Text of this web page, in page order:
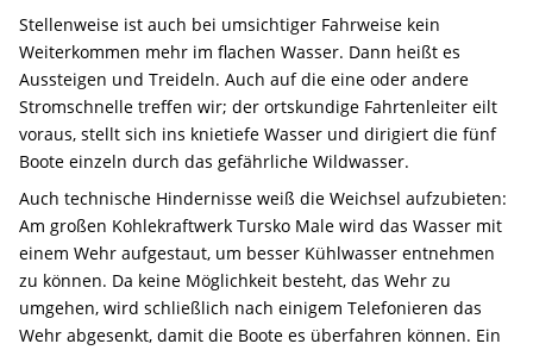
Stellenweise ist auch bei umsichtiger Fahrweise kein
Weiterkommen mehr im flachen Wasser. Dann heißt es
Aussteigen und Treideln. Auch auf die eine oder andere
Stromschnelle treffen wir; der ortskundige Fahrtenleiter eilt
voraus, stellt sich ins knietiefe Wasser und dirigiert die fünf
Boote einzeln durch das gefährliche Wildwasser.
Auch technische Hindernisse weiß die Weichsel aufzubieten:
Am großen Kohlekraftwerk Tursko Male wird das Wasser mit
einem Wehr aufgestaut, um besser Kühlwasser entnehmen
zu können. Da keine Möglichkeit besteht, das Wehr zu
umgehen, wird schließlich nach einigem Telefonieren das
Wehr abgesenkt, damit die Boote es überfahren können. Ein